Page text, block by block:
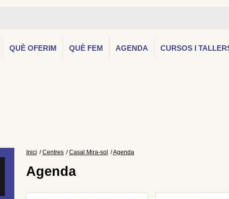
QUÈ OFERIM QUÈ FEM AGENDA CURSOS I
Inici Centres Casal Mira-sol Agenda
Agenda